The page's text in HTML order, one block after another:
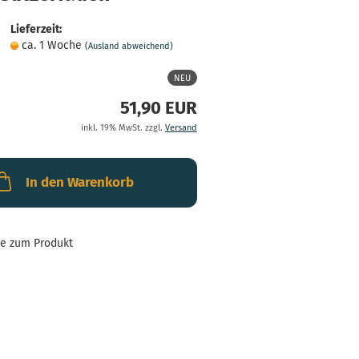
Lieferzeit:
ca. 1 Woche (Ausland abweichend)
NEU
51,90 EUR
inkl. 19% MwSt. zzgl. Versand
In den Warenkorb
zum Produkt